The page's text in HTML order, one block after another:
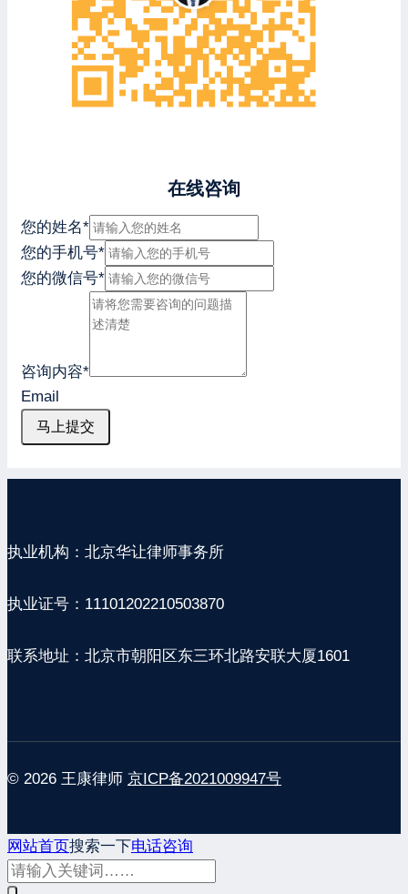
在线咨询
您的姓名*
您的手机号*
您的微信号*
咨询内容*
Email
马上提交
执业机构：北京华让律师事务所
执业证号：11101202210503870
联系地址：北京市朝阳区东三环北路安联大厦1601
© 2026 王康律师 京ICP备2021009947号
网站首页搜索一下电话咨询